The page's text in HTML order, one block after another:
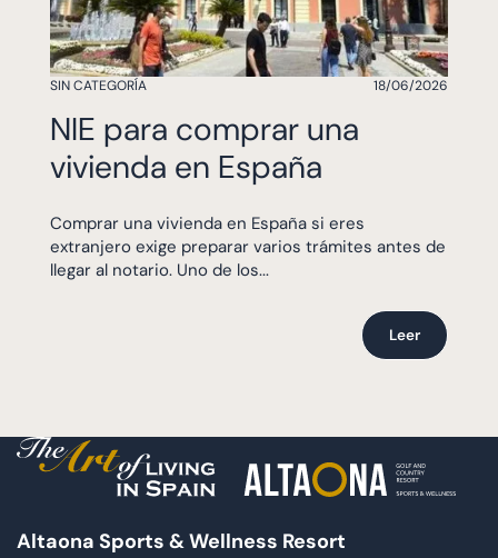
SIN CATEGORÍA 18/06/2026
NIE para comprar una
vivienda en España
Comprar una vivienda en España si eres
extranjero exige preparar varios trámites antes de
llegar al notario. Uno de los...
Leer
Altaona Sports & Wellness Resort